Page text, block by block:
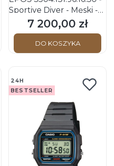
Sportive Diver - Męski -
Zegarek na bransolecie
Cena
7 200,00 zł
DO KOSZYKA
24H
BESTSELLER